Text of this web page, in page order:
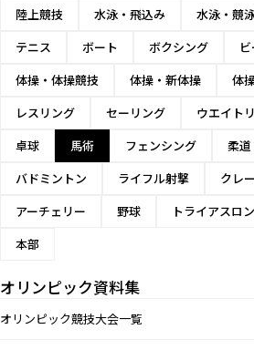
陸上競技 水泳・飛込み 水泳・競
テニス
ボート ボクシング
体操・体操競技
体操・新体操
体
レスリング
セーリング ウエイト
卓球
馬術 フェンシング 柔道
バドミントン
ライフル射撃 クレ
アーチェリー
野球 トライアスロン
本部
オリンピック資料集
オリンピック競技大会一覧